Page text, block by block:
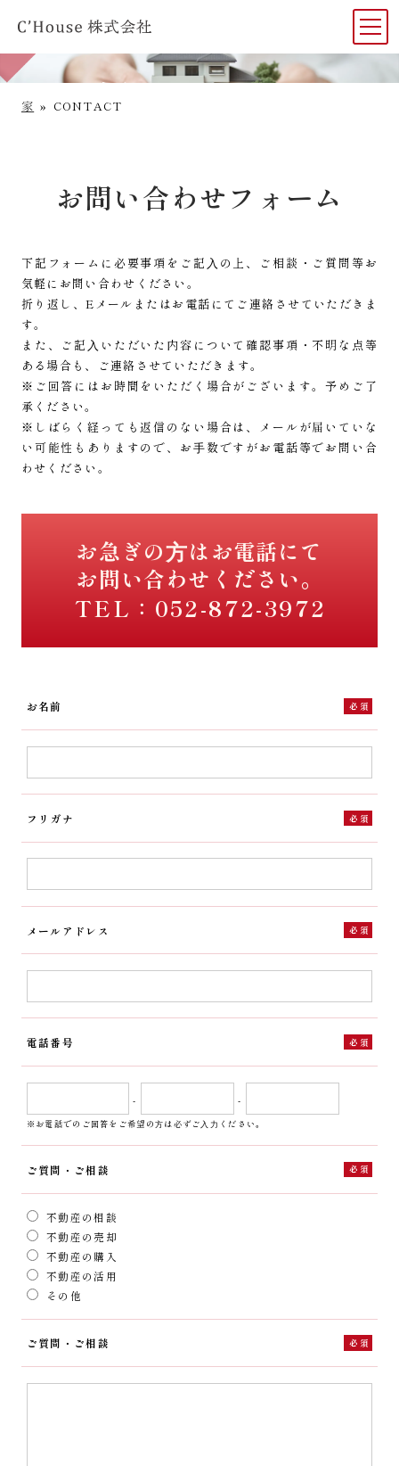
お問い合わせ
家 » CONTACT
お問い合わせフォーム
下記フォームに必要事項をご記⼊の上、ご相談・ご質問等お
気軽にお問い合わせください。
折り返し、Eメールまたはお電話にてご連絡させていただきま
す。
また、ご記⼊いただいた内容について確認事項・不明な点等
ある場合も、ご連絡させていただきます。
※ご回答にはお時間をいただく場合がございます。予めご了
承ください。
※しばらく経っても返信のない場合は、メールが届いていな
い可能性もありますので、 お⼿数ですがお電話等でお問い合
わせください。
お急ぎの⽅はお電話にて
お問い合わせください。
TEL： 052-872-3972
お名前 必須
フリガナ 必須
メールアドレス 必須
電話番号 必須
- -
※お電話でのご回答をご希望の⽅は必ずご⼊⼒ください。
ご質問・ご相談 必須
不動産の相談
不動産の売却
不動産の購入
不動産の活用
その他
ご質問・ご相談 必須